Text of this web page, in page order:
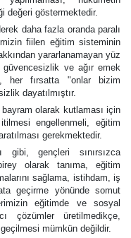
değeri göstermektedir.
daha fazla oranda paralı
fiilen eğitim sisteminin
yararlanamayan yüz
güvencesizlik ve ağır emek
her fırsatta "onlar bizim
dayatılmıştır.
olarak kutlaması için
engellenmeli, eğitim
gerekmektedir.
gibi, gençleri sınırsızca
olarak tanıma, eğitim
sağlama, istihdam, iş
geçirme yönünde somut
eğitimde ve sosyal
çözümler üretilmedikçe,
mümkün değildir.